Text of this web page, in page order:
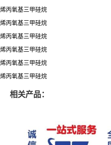
烯丙氧基三甲硅烷
烯丙氧基三甲硅烷
烯丙氧基三甲硅烷
烯丙氧基三甲硅烷
烯丙氧基三甲硅烷
烯丙氧基三甲硅烷
相关产品：